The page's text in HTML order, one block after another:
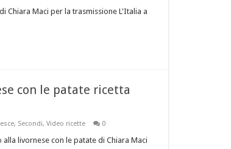
Chiara Maci per la trasmissione L'Italia a
con le patate ricetta
, Secondi, Video ricette 0
livornese con le patate di Chiara Maci